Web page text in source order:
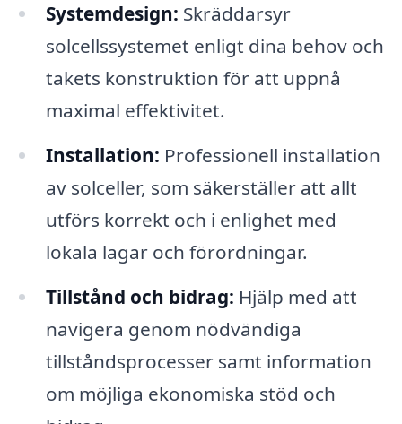
Systemdesign: Skräddarsyr
solcellssystemet enligt dina behov och
takets konstruktion för att uppnå
maximal effektivitet.
Installation: Professionell installation
av solceller, som säkerställer att allt
utförs korrekt och i enlighet med
lokala lagar och förordningar.
Tillstånd och bidrag: Hjälp med att
navigera genom nödvändiga
tillståndsprocesser samt information
om möjliga ekonomiska stöd och